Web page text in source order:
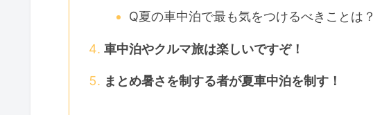
Q夏の車中泊で最も気をつけるべきことは？
車中泊やクルマ旅は楽しいですぞ！
まとめ暑さを制する者が夏車中泊を制す！